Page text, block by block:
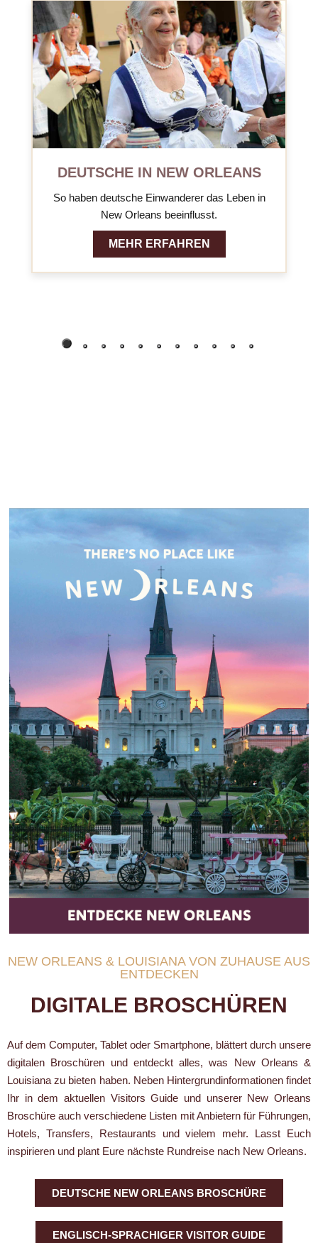
DEUTSCHE IN NEW ORLEANS
So haben deutsche Einwanderer das Leben in
New Orleans beeinflusst.
MEHR ERFAHREN
NEW ORLEANS & LOUISIANA VON ZUHAUSE AUS
ENTDECKEN
DIGITALE BROSCHÜREN
Auf dem Computer, Tablet oder Smartphone, blättert durch unsere
digitalen Broschüren und entdeckt alles, was New Orleans &
Louisiana zu bieten haben. Neben Hintergrundinformationen findet
Ihr in dem aktuellen Visitors Guide und unserer New Orleans
Broschüre auch verschiedene Listen mit Anbietern für Führungen,
Hotels, Transfers, Restaurants und vielem mehr. Lasst Euch
inspirieren und plant Eure nächste Rundreise nach New Orleans.
DEUTSCHE NEW ORLEANS BROSCHÜRE
ENGLISCH-SPRACHIGER VISITOR GUIDE